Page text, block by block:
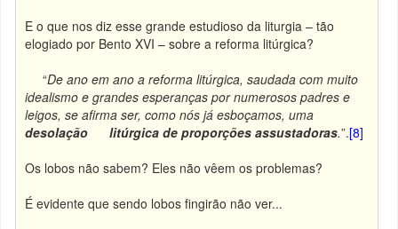
E o que nos diz esse grande estudioso da liturgia – tão
elogiado por Bento XVI – sobre a reforma litúrgica?
“De ano em ano a reforma litúrgica, saudada com muito
idealismo e grandes esperanças por numerosos padres e
leigos, se afirma ser, como nós já esboçamos, uma
desolação litúrgica de proporções assustadoras.”.[8]
Os lobos não sabem? Eles não vêem os problemas?
É evidente que sendo lobos fingirão não ver...